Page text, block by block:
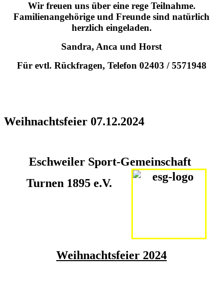
Wir freuen uns über eine rege Teilnahme.
Familienangehörige und Freunde sind natürlich
herzlich eingeladen.
Sandra, Anca und Horst
Für evtl. Rückfragen, Telefon 02403 / 5571948
Weihnachtsfeier 07.12.2024
Eschweiler Sport-Gemeinschaft
Turnen 1895 e.V.
Weihnachtsfeier 2024